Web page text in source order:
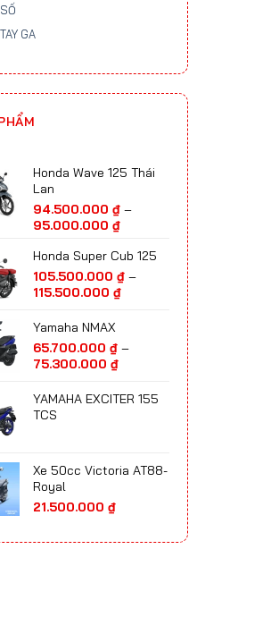
GA
Honda Wave 125 Thái
Lan
94.500.000 ₫ –
95.000.000 ₫Khoảng
từ
94.500.000 ₫
đến
95.000.000 ₫
Honda Super Cub 125
105.500.000 ₫ –
115.500.000 ₫Khoảng
105.500.000 ₫
115.500.000 ₫
Yamaha NMAX
65.700.000 ₫ –
75.300.000 ₫Khoảng
từ
65.700.000 ₫
75.300.000 ₫
YAMAHA EXCITER 155
TCS
Xe 50cc Victoria AT88-
Royal
21.500.000 ₫